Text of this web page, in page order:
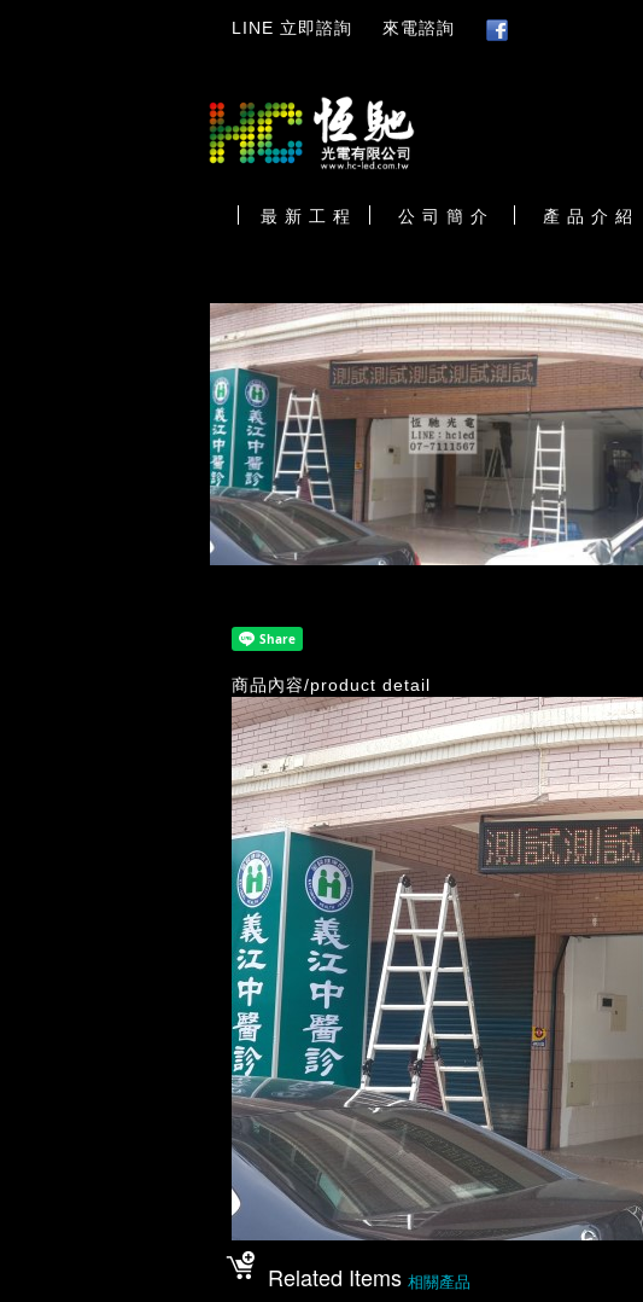
LINE 立即諮詢 來電諮詢
最 新 工 程 公 司 簡 介 產 品 介 紹
商品內容/product detail
Related Items 相關產品